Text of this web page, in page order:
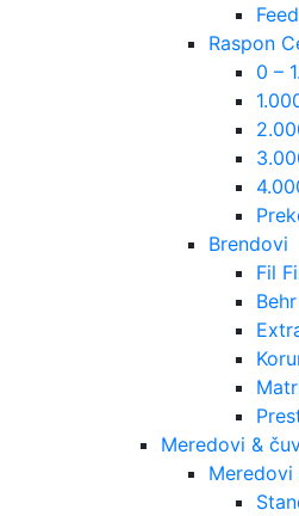
Raspon
0 –
Brendovi
Fil
Behr
Meredovi &
Meredovi